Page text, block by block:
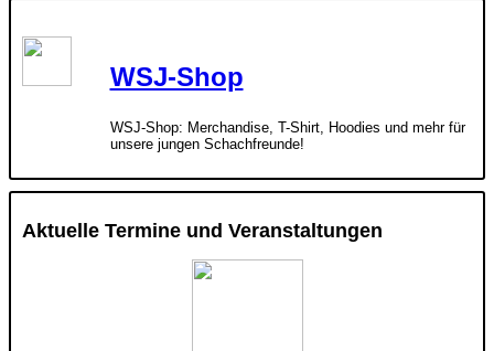
WSJ-Shop
WSJ-Shop: Merchandise, T-Shirt, Hoodies und mehr für
unsere jungen Schachfreunde!
Aktuelle Termine und Veranstaltungen